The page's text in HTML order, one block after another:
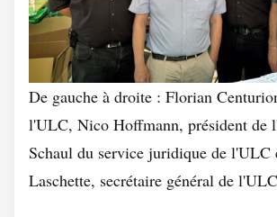
De gauche à droite : Florian
l'ULC, Nico Hoffmann, président de
Schaul du service juridique de l'ULC
Laschette, secrétaire général de